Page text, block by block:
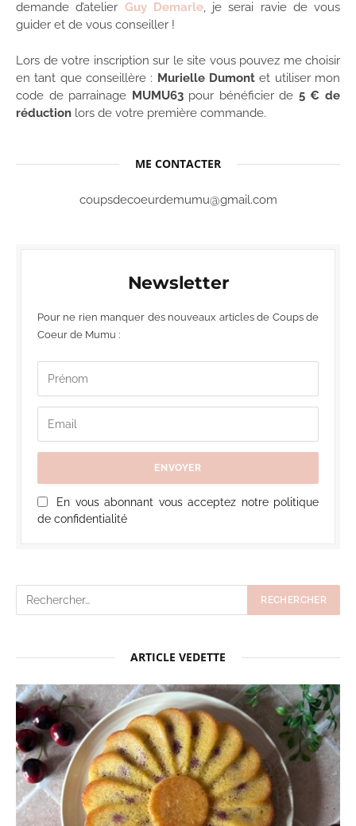
demande d’atelier Guy Demarle, je serai ravie de vous
guider et de vous conseiller !
Lors de votre inscription sur le site vous pouvez me choisir
en tant que conseillère : Murielle Dumont et utiliser mon
code de parrainage MUMU63pour bénéficier de 5 € de
réduction lors de votre première commande.
ME CONTACTER
coupsdecoeurdemumu@gmail.com
Newsletter
Pour ne rien manquer des nouveaux articles de Coups de
Coeur de Mumu :
En vous abonnant vous acceptez notre politique
de confidentialité
ARTICLE VEDETTE